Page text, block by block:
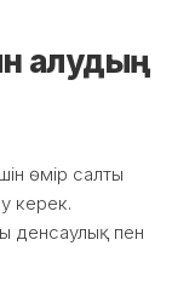
алудың
өмір салты
керек.
денсаулық пен